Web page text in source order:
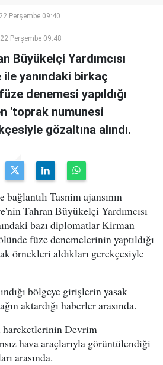
Perşembe 09:40
Perşembe 09:48
Büyükelçi Yardımcısı
yanındaki birkaç
denemesi yapıldığı
'toprak numunesi
gözaltına alındı.
Tasnim ajansının
Tahran Büyükelçi Yardımcısı
bazı diplomatlar Kirman
füze denemelerinin yaptıldığı
örnekleri aldıkları gerekçesiyle
bölgeye girişlerin yasak
aktardığı haberler arasında.
hareketlerinin Devrim
hava araçlarıyla görüntülendiği
arasında.